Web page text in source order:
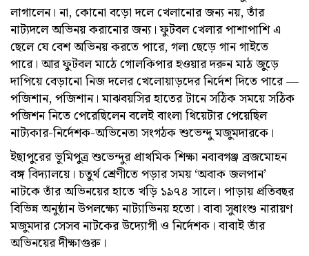
লাগালেন। না, কোনো বড়ো দলে খেলানোর জন্য নয়, তাঁর
নাট্যদলে অভিনয় করানোর জন্য। ফুটবল খেলার পাশাপাশি এ
ছেলে যে বেশ অভিনয় করতে পারে, গলা ছেড়ে গান গাইতে
পারে। আর ফুটবল মাঠে গোলকিপার হওয়ার দরুন মাঠ জুড়ে
দাপিয়ে বেড়ানো নিজ দলের খেলোয়াড়দের নির্দেশ দিতে পারে —
পজিশান, পজিশান। মাঝবয়সির হাতের টানে সঠিক সময়ে সঠিক
পজিশন নিতে পেরেছিলেন বলেই বাংলা থিয়েটার পেয়েছিল
নাট্যকার-নির্দেশক-অভিনেতা সংগঠক শুভেন্দু মজুমদারকে।
ইছাপুরের ভূমিপুত্র শুভেন্দুর প্রাথমিক শিক্ষা নবাবগঞ্জ ব্রজমোহন
বঙ্গ বিদ্যালয়ে। চতুর্থ শ্রেণীতে পড়ার সময় ‘অবাক জলপান’
নাটকে তাঁর অভিনয়ের হাতে খড়ি ১৯৭৪ সালে। পাড়ায় প্রতিবছর
বিভিন্ন অনুষ্ঠান উপলক্ষ্যে নাট্যাভিনয় হতো। বাবা সুধাংশু নারায়ণ
মজুমদার সেসব নাটকের উদ্যোগী ও নির্দেশক। বাবাই তাঁর
অভিনয়ের দীক্ষাগুরু।